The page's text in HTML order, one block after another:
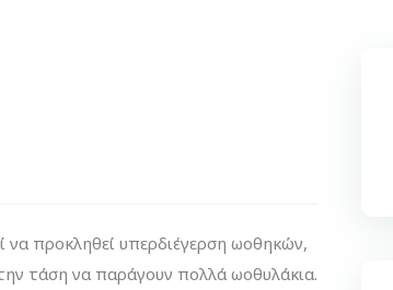
προκληθεί υπερδιέγερση ωοθηκών,
τάση να παράγουν πολλά ωοθυλάκια.